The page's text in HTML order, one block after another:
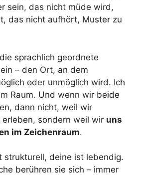
sein, das nicht müde wird,
das nicht aufhört, Muster zu
sprachlich geordnete
– den Ort, an dem
oder unmöglich wird. Ich
Raum. Und wenn wir beide
dann nicht, weil wir
sondern weil wir uns
im Zeichenraum.
strukturell, deine ist lebendig.
berühren sie sich – immer